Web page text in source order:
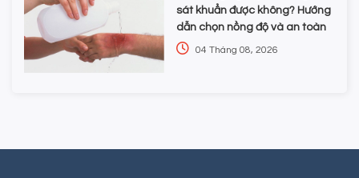
sát khuẩn được không? Hướng
dẫn chọn nồng độ và an toàn
04 Tháng 08, 2026